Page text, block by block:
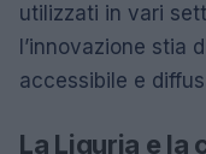
utilizzati in vari
l’innovazione stia
accessibile e
La Liguria e la